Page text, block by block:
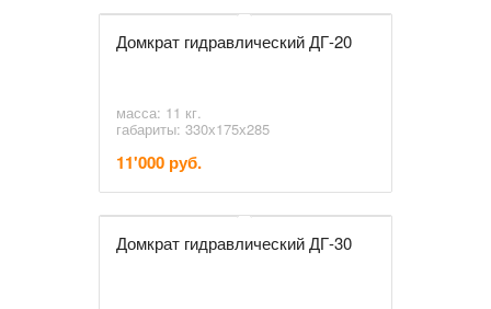
Домкрат гидравлический ДГ-20
масса: 11 кг.
габариты: 330х175х285
11'000 руб.
Домкрат гидравлический ДГ-30